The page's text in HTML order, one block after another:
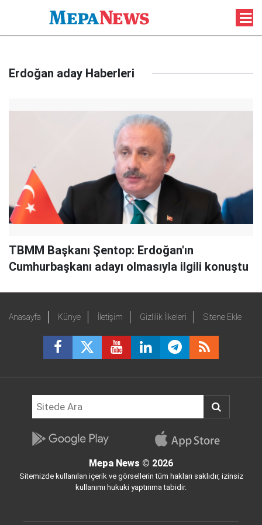
Erdoğan aday Haberleri
TBMM Başkanı Şentop: Erdoğan'ın
Cumhurbaşkanı adayı olmasıyla ilgili konuştu
Anasayfa Künye İletişim Gizlilik İlkeleri Sitene Ekle
Mepa News © 2026
Sitemizde kullanılan içerik ve görsellerin tüm hakları saklıdır, izinsiz
kullanımı hukuki yaptırıma tabidir.